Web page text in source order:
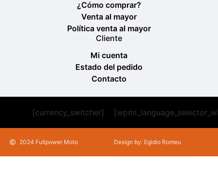
¿Cómo comprar?
Venta al mayor
Política venta al mayor
Cliente
Mi cuenta
Estado del pedido
Contacto
[currency_switcher]
2024 Fullpower Moto Design by: Egidio Romeu